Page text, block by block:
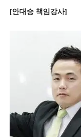
[안대승 책임강사]